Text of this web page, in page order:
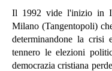
Il 1992 vide l'inizio in
Milano (Tangentopoli)
determinandone la crisi
tennero le elezioni
democrazia cristiana